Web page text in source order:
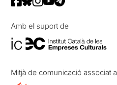
Amb el suport de
Mitjà de comunicació associat a